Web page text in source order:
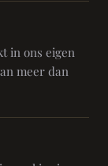
in ons eigen
meer dan